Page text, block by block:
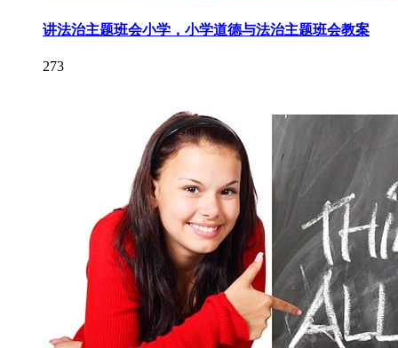
讲法治主题班会小学，小学道德与法治主题班会教案
273